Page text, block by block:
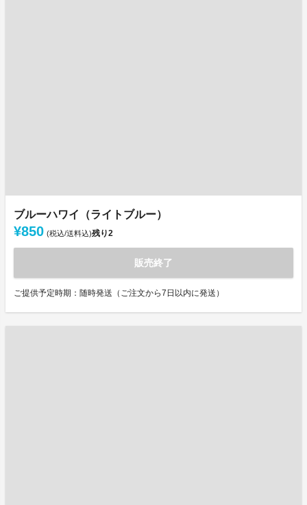
ブルーハワイ（ライトブルー）
¥850 (税込/送料込)残り2
販売終了
ご提供予定時期：随時発送（ご注文から7日以内に発送）